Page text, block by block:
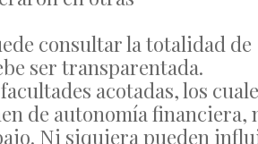
consultar la totalidad de
ser transparentada.
acotadas, los
de autonomía financiera,
Ni siquiera pueden